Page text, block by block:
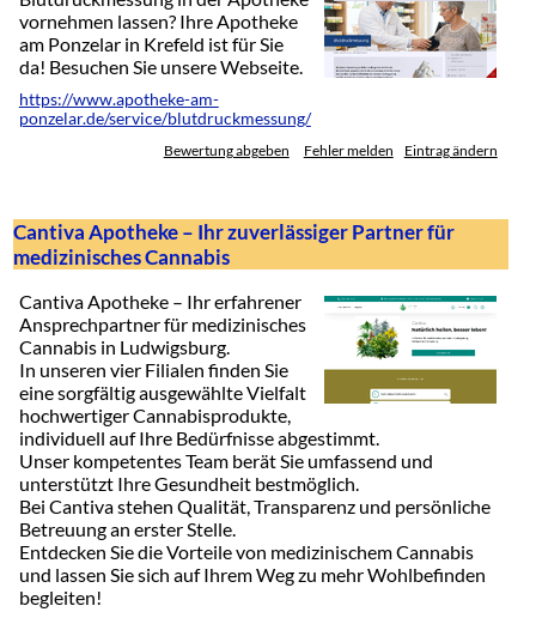
vornehmen lassen? Ihre Apotheke
am Ponzelar in Krefeld ist für Sie
da! Besuchen Sie unsere Webseite.
https://www.apotheke-am-
ponzelar.de/service/blutdruckmessung/
Bewertung abgeben Fehler melden Eintrag ändern
Cantiva Apotheke – Ihr zuverlässiger Partner für
medizinisches Cannabis
Cantiva Apotheke – Ihr erfahrener
Ansprechpartner für medizinisches
Cannabis in Ludwigsburg.
In unseren vier Filialen finden Sie
eine sorgfältig ausgewählte Vielfalt
hochwertiger Cannabisprodukte,
individuell auf Ihre Bedürfnisse abgestimmt.
Unser kompetentes Team berät Sie umfassend und
unterstützt Ihre Gesundheit bestmöglich.
Bei Cantiva stehen Qualität, Transparenz und persönliche
Betreuung an erster Stelle.
Entdecken Sie die Vorteile von medizinischem Cannabis
und lassen Sie sich auf Ihrem Weg zu mehr Wohlbefinden
begleiten!